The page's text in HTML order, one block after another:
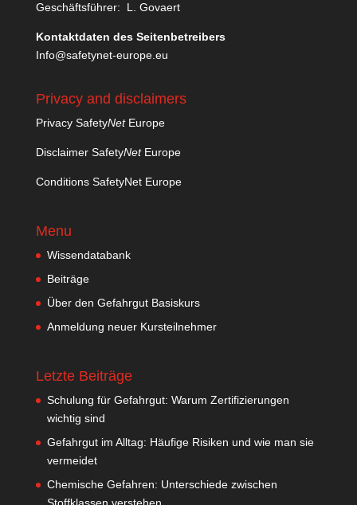
Geschäftsführer: L. Govaert
Kontaktdaten des Seitenbetreibers
Info@safetynet-europe.eu
Privacy and disclaimers
Privacy SafetyNetEurope
Disclaimer SafetyNetEurope
Conditions SafetyNet Europe
Menu
Wissendatabank
Beiträge
Über den Gefahrgut Basiskurs
Anmeldung neuer Kursteilnehmer
Letzte Beiträge
Schulung für Gefahrgut: Warum Zertifizierungen
wichtig sind
Gefahrgut im Alltag: Häufige Risiken und wie man sie
vermeidet
Chemische Gefahren: Unterschiede zwischen